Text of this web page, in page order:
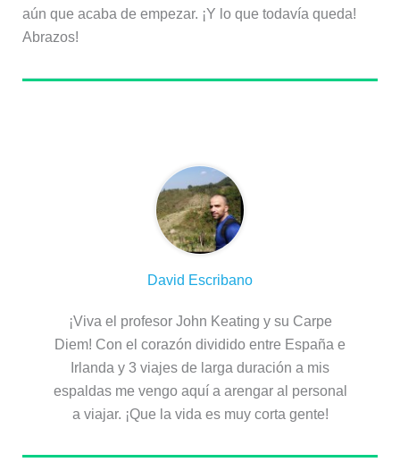
aún que acaba de empezar. ¡Y lo que todavía queda!
Abrazos!
David Escribano
¡Viva el profesor John Keating y su Carpe
Diem! Con el corazón dividido entre España e
Irlanda y 3 viajes de larga duración a mis
espaldas me vengo aquí a arengar al personal
a viajar. ¡Que la vida es muy corta gente!